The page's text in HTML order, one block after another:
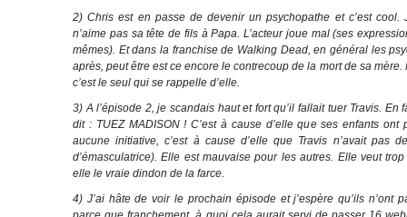
2) Chris est en passe de devenir un psychopathe et c’est
n’aime pas sa tête de fils à Papa. L’acteur joue mal (ses
mêmes). Et dans la franchise de Walking Dead, en général les
après, peut être est ce encore le contrecoup de la mort de sa
c’est le seul qui se rappelle d’elle.
3) A l’épisode 2, je scandais haut et fort qu’il fallait tuer Travis. En
dit : TUEZ MADISON ! C’est à cause d’elle que ses enfants
aucune initiative, c’est à cause d’elle que Travis n’avait pas
d’émasculatrice). Elle est mauvaise pour les autres. Elle veut
elle le vraie dindon de la farce.
4) J’ai hâte de voir le prochain épisode et j’espère qu’ils n’ont